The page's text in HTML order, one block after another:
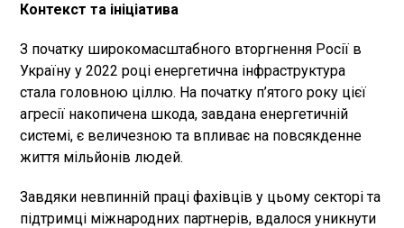
Контекст та ініціатива
З початку широкомасштабного вторгнення Росії в
Україну у 2022 році енергетична інфраструктура
стала головною ціллю. На початку п’ятого року цієї
агресії накопичена шкода, завдана енергетичній
системі, є величезною та впливає на повсякденне
життя мільйонів людей.
Завдяки невпинній праці фахівців у цьому секторі та
підтримці міжнародних партнерів, вдалося уникнути